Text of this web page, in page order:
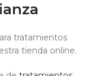
tratamientos
tienda online.